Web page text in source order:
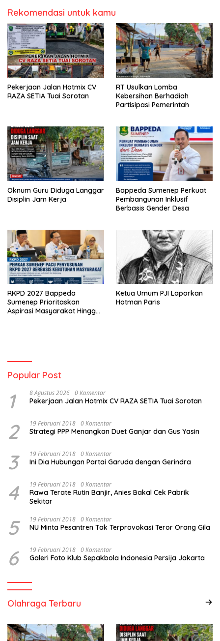
Rekomendasi untuk kamu
Pekerjaan Jalan Hotmix CV
RAZA SETIA Tuai Sorotan
RT Usulkan Lomba
Kebersihan Berhadiah
Partisipasi Pemerintah
Oknum Guru Diduga Langgar
Disiplin Jam Kerja
Bappeda Sumenep Perkuat
Pembangunan Inklusif
Berbasis Gender Desa
RKPD 2027 Bappeda
Sumenep Prioritaskan
Aspirasi Masyarakat Hingga
Ketua Umum PJI Laporkan
Hotman Paris
Popular Post
1 8 Agustus 2026 0 Komentar
Pekerjaan Jalan Hotmix CV RAZA SETIA Tuai Sorotan
2 19 Februari 2018 0 Komentar
Strategi PPP Menangkan Duet Ganjar dan Gus Yasin
3 19 Februari 2018 0 Komentar
Ini Dia Hubungan Partai Garuda dengan Gerindra
4 19 Februari 2018 0 Komentar
Rawa Terate Rutin Banjir, Anies Bakal Cek Pabrik
Sekitar
5 19 Februari 2018 0 Komentar
NU Minta Pesantren Tak Terprovokasi Teror Orang Gila
6 19 Februari 2018 0 Komentar
Galeri Foto Klub Sepakbola Indonesia Persija Jakarta
Olahraga Terbaru